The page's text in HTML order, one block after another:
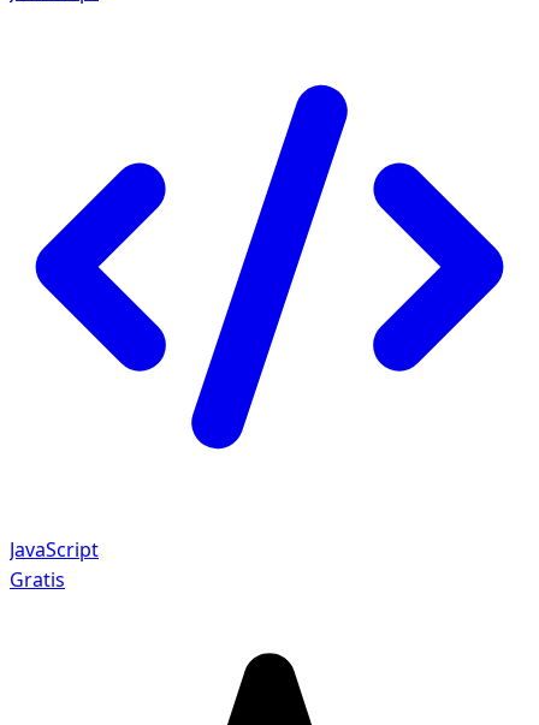
JavaScript
Gratis